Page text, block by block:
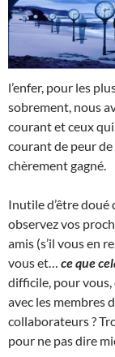
l’enfer, pour les
sobrement, nous
courant et ceux
courant de peur
chèrement gagné.
Inutile d’être doué
observez vos
amis (s’il vous en
vous et… ce que
difficile, pour vous,
avec les membres
collaborateurs ?
pour ne pas dire